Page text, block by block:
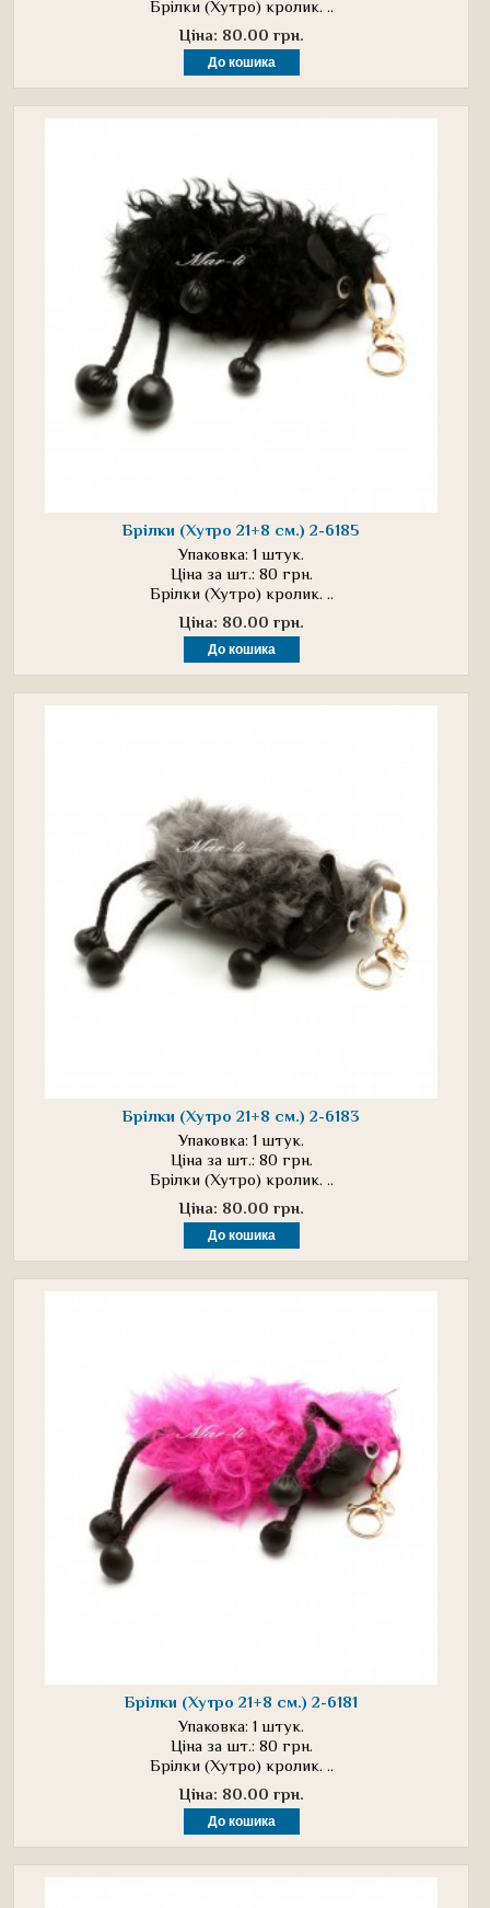
Брілки (Хутро) кролик. ..
Ціна: 80.00 грн.
Брілки (Хутро 21+8 см.) 2-6185
Упаковка: 1 штук.
Ціна за шт.: 80 грн.
Брілки (Хутро) кролик. ..
Ціна: 80.00 грн.
Брілки (Хутро 21+8 см.) 2-6183
Упаковка: 1 штук.
Ціна за шт.: 80 грн.
Брілки (Хутро) кролик. ..
Ціна: 80.00 грн.
Брілки (Хутро 21+8 см.) 2-6181
Упаковка: 1 штук.
Ціна за шт.: 80 грн.
Брілки (Хутро) кролик. ..
Ціна: 80.00 грн.